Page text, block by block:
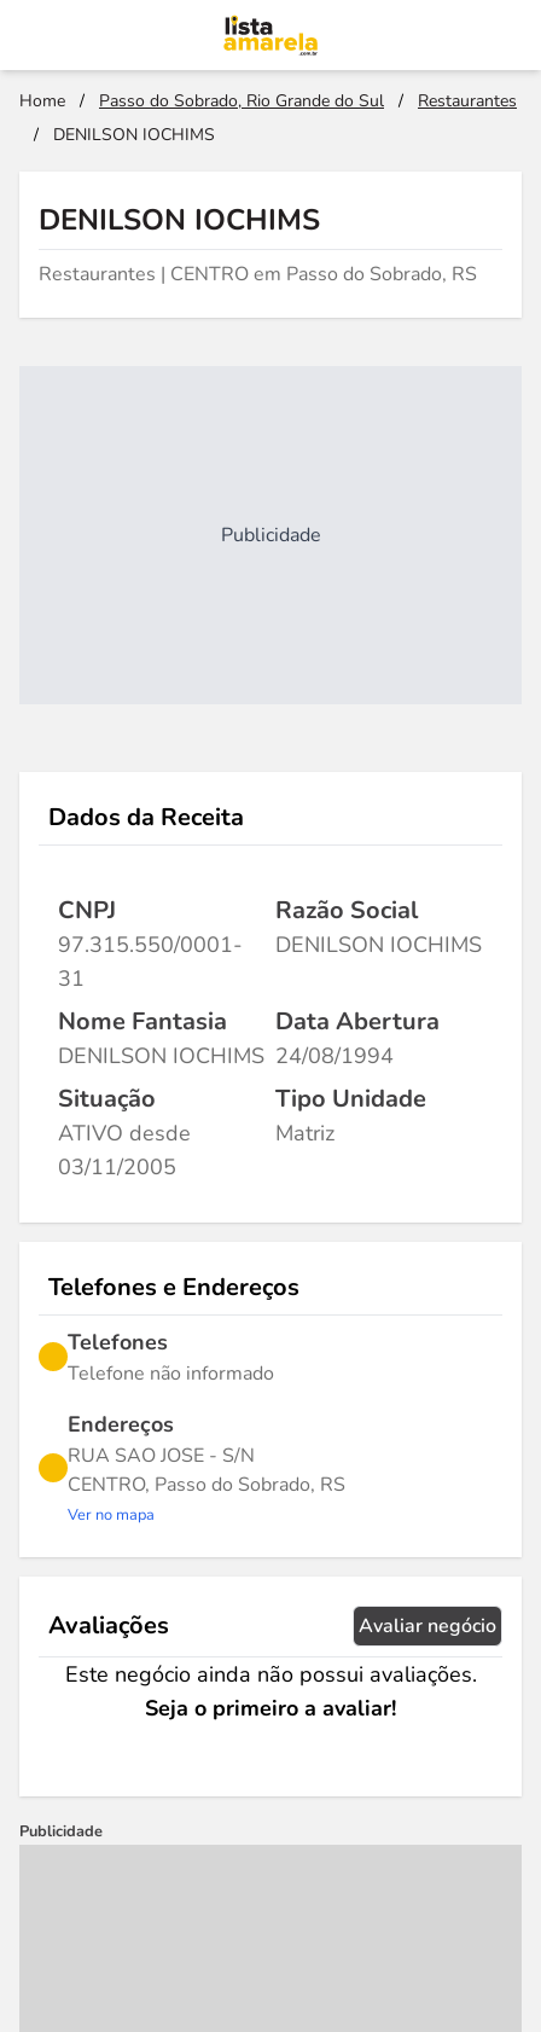
Home / Passo do Sobrado, Rio Grande do Sul /
Restaurantes
/
DENILSON IOCHIMS
DENILSON IOCHIMS
Restaurantes | CENTRO em Passo do Sobrado, RS
Publicidade
Dados da Receita
CNPJ
97.315.550/0001-
31
Razão Social
DENILSON IOCHIMS
Nome Fantasia
DENILSON IOCHIMS
Data Abertura
24/08/1994
Situação
ATIVO desde
03/11/2005
Tipo Unidade
Matriz
Telefones e Endereços
Telefones
Telefone não informado
Endereços
RUA SAO JOSE - S/N
CENTRO, Passo do Sobrado, RS
Ver no mapa
Avaliações Avaliar negócio
Este negócio ainda não possui avaliações.
Seja o primeiro a avaliar!
Publicidade